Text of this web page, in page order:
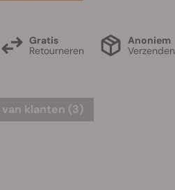
Gratis
Retourneren
Anoniem
Verzenden
klanten (3)